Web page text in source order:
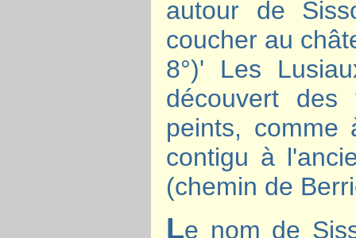
autour de
coucher au
8°)' Les
découvert des
peints, comme
contigu à
(chemin de
Le nom de